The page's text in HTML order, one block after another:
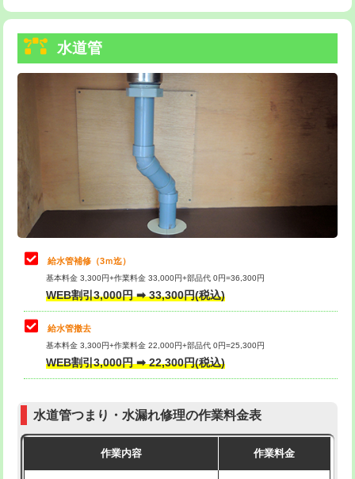
給水管工事※（ライニング鋼管・銅
管・ポリ管・HT管使用/3ｍまで)
給水管工事※（ライニング鋼管・銅
管・ポリ管・HT管使用/3ｍ超え)
排水管工事（土の掘削・埋め戻し作
11,000円~
排水管工事（排水管工事/3ｍまで） 55,000円
排水管工事（追加 排水管工事/3ｍ超
マス交換（土の掘削・埋め戻し作業）
マス交換（深さ50㎝未満）
マス交換（深さ50㎝以上）
コンクリート斫り（厚さ10㎝まで）
モルタル補修（厚さ10㎝超え） 38,500円
トーラー機使用/3mまで
追加トーラー機使用/3m超え
33,000円
8,800円
止水・漏水調査・防水処理・清掃・修
理・調整・分解・加工など（軽作業）
11,000円
止水・漏水調査・防水処理・清掃・修
理・調整・分解・加工など（中作業）
止水・漏水調査・防水処理・清掃・修
理・調整・分解・加工など（重作業）
33,000円
その他部品の脱着
交換・取付（タンク）
式）)
式・ワンホール）)
水道管
給水管補修（3ｍ迄）
基本料金 3,300円+作業料金 33,000円+部品代 0円=36,300円
WEB割引3,000円 ➡ 33,300円(税込)
給水管撤去
基本料金 3,300円+作業料金 22,000円+部品代 0円=25,300円
WEB割引3,000円 ➡ 22,300円(税込)
水道管つまり・水漏れ修理の作業料金表
作業内容 作業料金